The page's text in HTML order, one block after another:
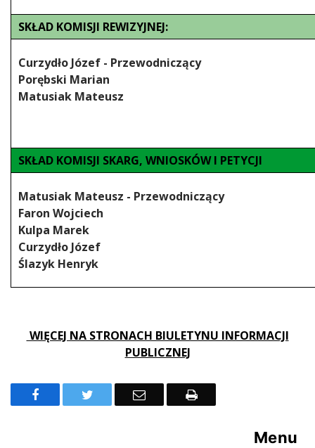
SKŁAD KOMISJI REWIZYJNEJ:
Curzydło Józef - Przewodniczący
Porębski Marian
Matusiak Mateusz
SKŁAD KOMISJI SKARG, WNIOSKÓW I PETYCJI
Matusiak Mateusz - Przewodniczący
Faron Wojciech
Kulpa Marek
Curzydło Józef
Ślazyk Henryk
WIĘCEJ NA STRONACH BIULETYNU INFORMACJI
PUBLICZNEJ
FacebookTwitter Email Drukuj
Menu